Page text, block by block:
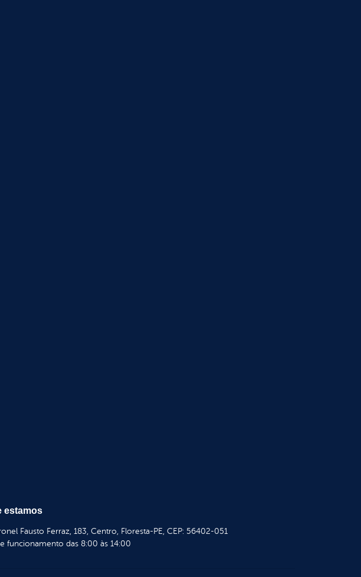
estamos
Fausto Ferraz, 183, Centro, Floresta-PE, CEP: 56402-051
funcionamento das 8:00 às 14:00